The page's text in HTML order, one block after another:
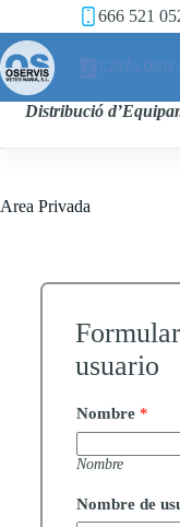
666 521
CATÁLOGO
Distribució
Area Privada
usuario
Nombre *
Nombre
Nombre de